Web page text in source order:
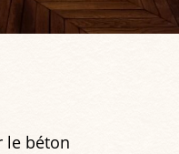
le béton